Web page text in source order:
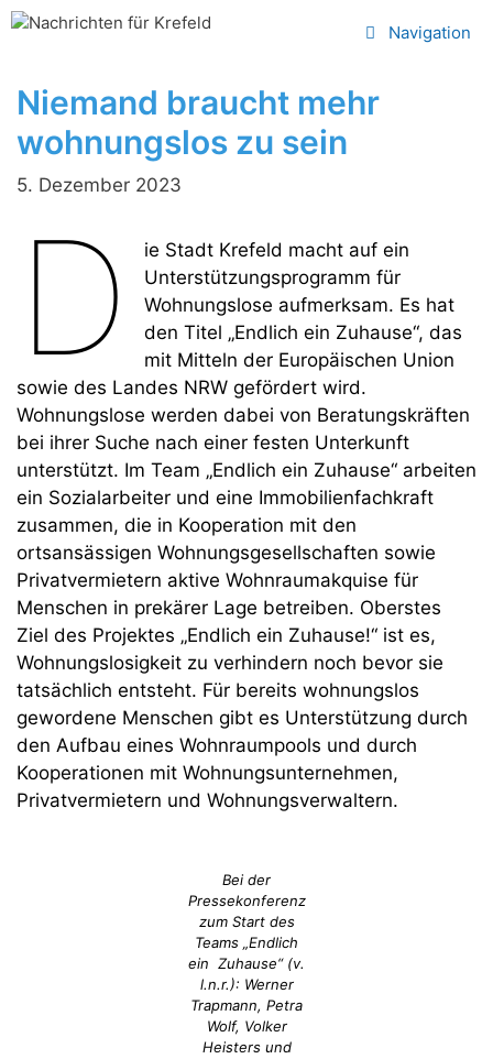
Zum
Navigation
Niemand braucht mehr
wohnungslos zu sein
5. Dezember 2023
D
ie Stadt Krefeld macht auf ein
Unterstützungsprogramm für
Wohnungslose aufmerksam. Es hat
den Titel „Endlich ein Zuhause“, das
mit Mitteln der Europäischen Union
sowie des Landes NRW gefördert wird.
Wohnungslose werden dabei von Beratungskräften
bei ihrer Suche nach einer festen Unterkunft
unterstützt. Im Team „Endlich ein Zuhause“ arbeiten
ein Sozialarbeiter und eine Immobilienfachkraft
zusammen, die in Kooperation mit den
ortsansässigen Wohnungsgesellschaften sowie
Privatvermietern aktive Wohnraumakquise für
Menschen in prekärer Lage betreiben. Oberstes
Ziel des Projektes „Endlich ein Zuhause!“ ist es,
Wohnungslosigkeit zu verhindern noch bevor sie
tatsächlich entsteht. Für bereits wohnungslos
gewordene Menschen gibt es Unterstützung durch
den Aufbau eines Wohnraumpools und durch
Kooperationen mit Wohnungsunternehmen,
Privatvermietern und Wohnungsverwaltern.
Bei der
Pressekonferenz
zum Start des
Teams „Endlich
ein Zuhause“ (v.
l.n.r.): Werner
Trapmann, Petra
Wolf, Volker
Heisters und